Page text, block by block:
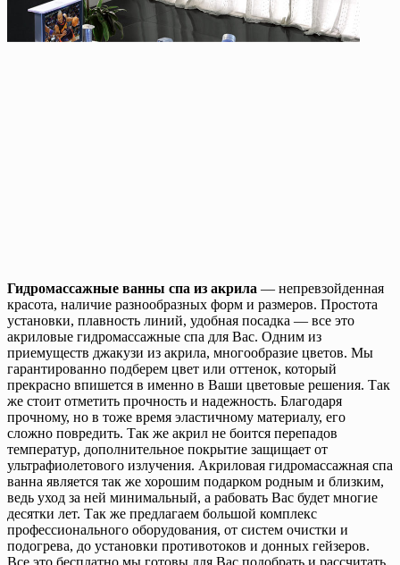
Гидромассажные ванны спа из акрила — непревзойденная
красота, наличие разнообразных форм и размеров. Простота
установки, плавность линий, удобная посадка — все это
акриловые гидромассажные спа для Вас. Одним из
приемуществ джакузи из акрила, многообразие цветов. Мы
гарантированно подберем цвет или оттенок, который
прекрасно впишется в именно в Ваши цветовые решения. Так
же стоит отметить прочность и надежность. Благодаря
прочному, но в тоже время эластичному материалу, его
сложно повредить. Так же акрил не боится перепадов
температур, дополнительное покрытие защищает от
ультрафиолетового излучения. Акриловая гидромассажная спа
ванна является так же хорошим подарком родным и близким,
ведь уход за ней минимальный, а рабовать Вас будет многие
десятки лет. Так же предлагаем большой комплекс
профессионального оборудования, от систем очистки и
подогрева, до установки противотоков и донных гейзеров.
Все это бесплатно мы готовы для Вас подобрать и рассчитать.